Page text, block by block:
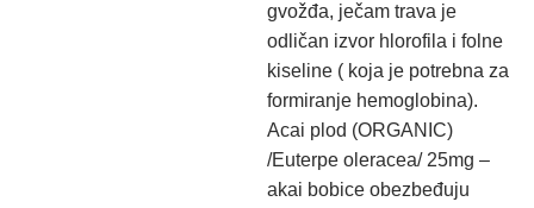
gvožđa, ječam trava je
odličan izvor hlorofila i folne
kiseline ( koja je potrebna za
formiranje hemoglobina).
Acai plod (ORGANIC)
/Euterpe oleracea/ 25mg –
akai bobice obezbeđuju